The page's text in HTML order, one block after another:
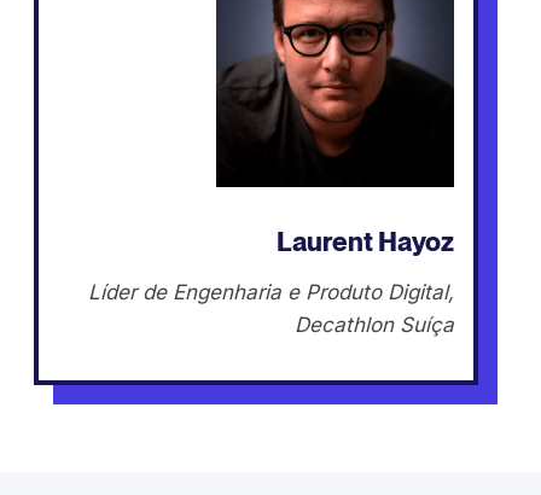
Laurent Hayoz
Líder de Engenharia e Produto Digital,
Decathlon Suíça